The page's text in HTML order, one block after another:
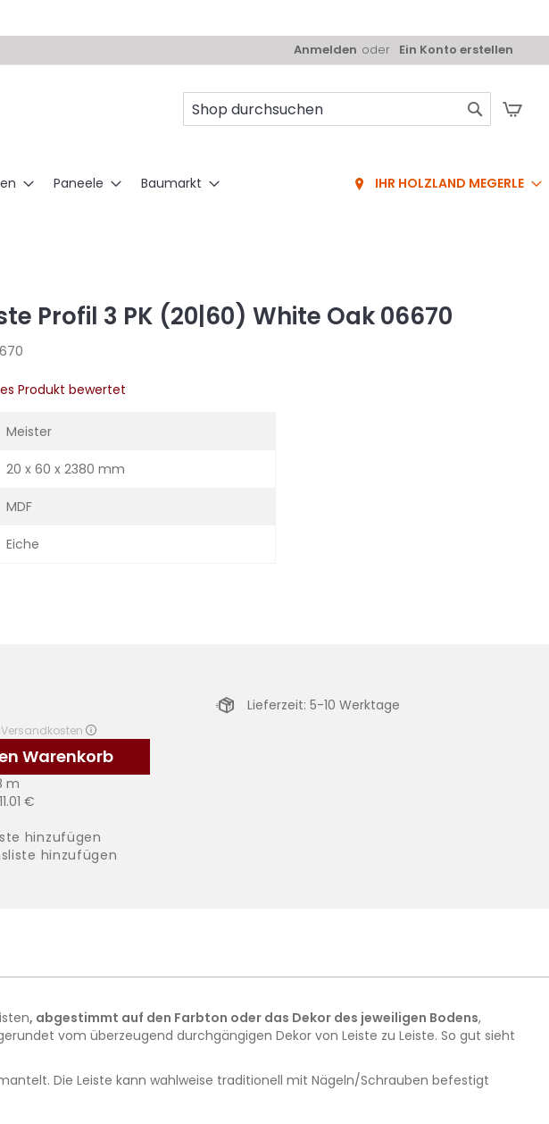
Anmelden Ein Konto erstellen
Paneele Baumarkt IHR HOLZLAND MEGERLE
Profil 3 PK (20|60) White Oak 06670
Produkt bewertet
Meister
20 x 60 x 2380 mm
MDF
Eiche
Versandkosten
Warenkorb
m
11.01 €
Lieferzeit: 5-10 Werktage
hinzufügen
hinzufügen
, abgestimmt auf den Farbton oder das Dekor des jeweiligen Bodens,
vom überzeugend durchgängigen Dekor von Leiste zu Leiste. So gut sieht
Die Leiste kann wahlweise traditionell mit Nägeln/Schrauben befestigt